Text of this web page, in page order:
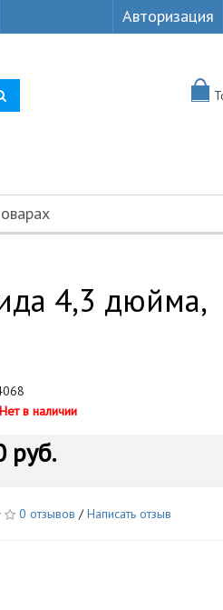
Авторизация
4,3 дюйма,
Нет в наличии
руб.
0 отзывов /Написать отзыв